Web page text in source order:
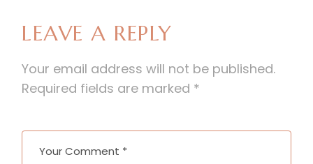
LEAVE A REPLY
Your email address will not be published.
Required fields are marked *